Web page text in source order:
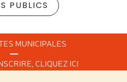
PUBLICS
MUNICIPALES
CLIQUEZ ICI